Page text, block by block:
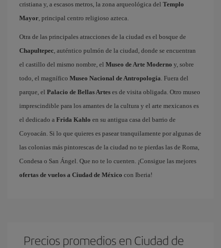
cristiana y, a escasos metros, la zona arqueológica del Templo
Mayor, principal centro religioso azteca.
Otra de las principales atracciones de la ciudad es el bosque de
Chapultepec, auténtico pulmón de la ciudad, donde se encuentran
el castillo del mismo nombre, el Museo de Arte Moderno y, sobre
todo, el magnífico Museo Nacional de Antropología. Fuera del
parque, el Palacio de Bellas Artes es de visita obligada. Otro museo
imprescindible para los amantes de la cultura y el arte mexicanos es
el dedicado a Frida Kahlo en su antigua casa del barrio de
Coyoacán. Si lo que quieres es pasear tranquilamente por algunas de
las colonias más pintorescas de la ciudad no te pierdas las de Roma,
Condesa o San Ángel. Que no te lo cuenten. ¡Consigue las mejores
ofertas de vuelos a Ciudad de México con Iberia!
Precios promedios en Ciudad de